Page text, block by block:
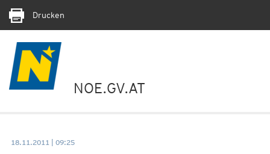
Drucken
NOE.GV.AT
18.11.2011 | 09:25